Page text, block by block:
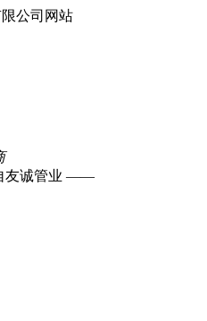
公司网站
诚管业 ——